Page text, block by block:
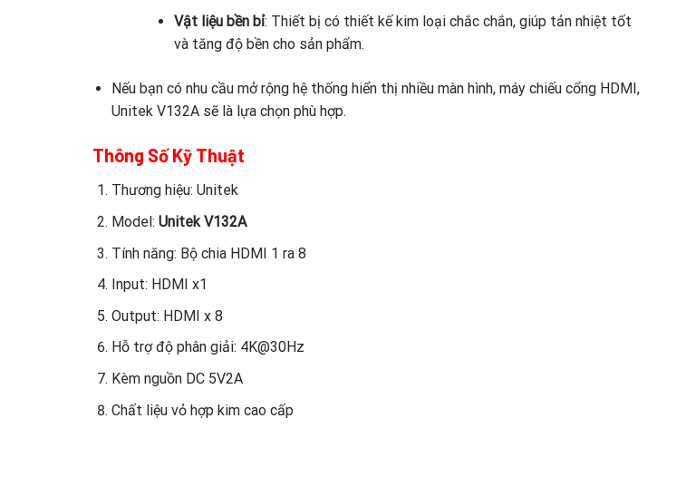
Vật liệu bền bỉ: Thiết bị có thiết kế kim loại chắc chắn, giúp tản nhiệt tốt
và tăng độ bền cho sản phẩm.
Nếu bạn có nhu cầu mở rộng hệ thống hiển thị nhiều màn hình, máy chiếu cổng HDMI,
Unitek V132A sẽ là lựa chọn phù hợp.
Thông Số Kỹ Thuật
Thương hiệu: Unitek
Model: Unitek V132A
Tính năng: Bộ chia HDMI 1 ra 8
Input: HDMI x1
Output: HDMI x 8
Hỗ trợ độ phân giải: 4K@30Hz
Kèm nguồn DC 5V2A
Chất liệu vỏ hợp kim cao cấp